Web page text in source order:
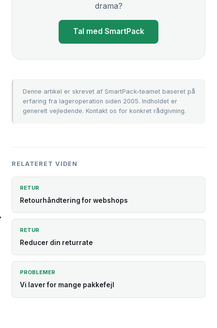
drama?
Tal med SmartPack
Denne artikel er skrevet af SmartPack-teamet baseret på
erfaring fra lageroperation siden 2005. Indholdet er
generelt vejledende. Kontakt os for konkret rådgivning.
RELATERET VIDEN
RETUR
Retourhåndtering for webshops
RETUR
Reducer din returrate
PROBLEMER
Vi laver for mange pakkefejl